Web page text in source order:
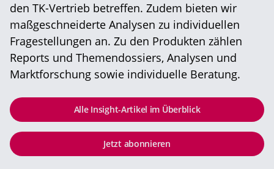
den TK-Vertrieb betreffen. Zudem bieten wir
maßgeschneiderte Analysen zu individuellen
Fragestellungen an. Zu den Produkten zählen
Reports und Themendossiers, Analysen und
Marktforschung sowie individuelle Beratung.
Alle Insight-Artikel im Überblick
Jetzt abonnieren